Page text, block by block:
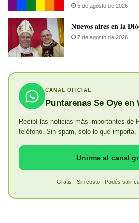
5 de agosto de 2026
​Nuevos aires en la
7 de agosto de 2026
CANAL OFICIAL
Puntarenas Se Oye en
Recibí las noticias más importantes de
teléfono. Sin spam, solo lo que importa.
Unirme al canal
Gratis · Sin costo · Podés salir